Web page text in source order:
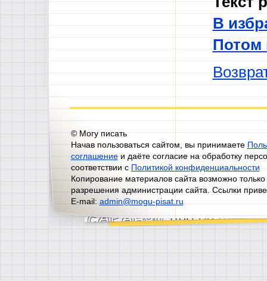
В
Потом
© Могу писать
Начав пользоваться сайтом, вы принимаете
соглашениеи даёте согласие на обработку
соответствии сПолитикой конфиденциальности
Копирование материалов сайта возможно
разрешения администрации сайта. Ссылки
E-mail: admin@mogu-pisat.ru